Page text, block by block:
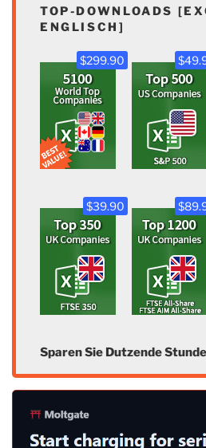
TOP-DOWNLOADS
ENGLISCH]
$299.90
$39.90
Sparen Sie Dutzende